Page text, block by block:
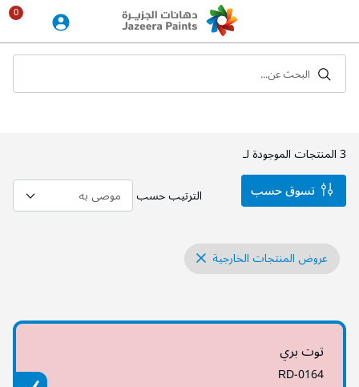
Content
البحث عن...
3المنتجات الموجودة لـ
الترتيب حسب
عروض المنتجات الخارجية
توت بري
RD-0164
تسوق حسب